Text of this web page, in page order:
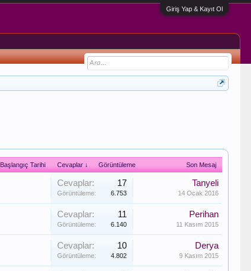
Giriş Yap & Kayıt Ol
Başlangıç Tarihi Cevaplar ↓ Görüntüleme Son Mesaj
Cevaplar: 17
Görüntüleme: 6.753
Tanyeli
14 Ocak 2016
Cevaplar: 11
Görüntüleme: 6.140
Perihan
11 Kasım 2015
Cevaplar: 10
Görüntüleme: 4.802
Derya
9 Kasım 2015